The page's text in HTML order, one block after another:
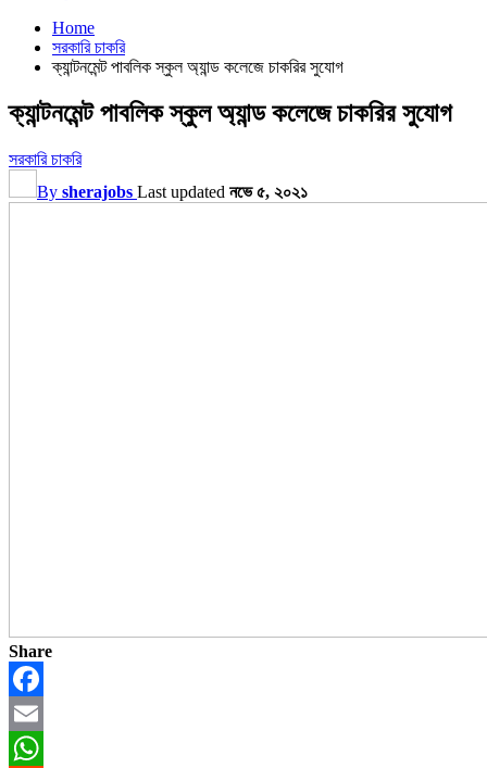
Home
সরকারি চাকরি
ক্যান্টনমেন্ট পাবলিক স্কুল অ্যান্ড কলেজে চাকরির সুযোগ
ক্যান্টনমেন্ট পাবলিক স্কুল অ্যান্ড কলেজে চাকরির সুযোগ
সরকারি চাকরি
By sherajobs Last updated নভে ৫, ২০২১
Share
Facebook
Email